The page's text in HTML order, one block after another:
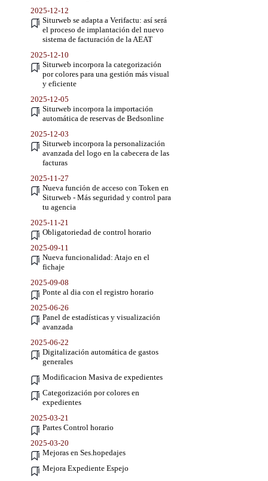
2025-12-12
Siturweb se adapta a Verifactu: así será
el proceso de implantación del nuevo
sistema de facturación de la AEAT
2025-12-10
Siturweb incorpora la categorización
por colores para una gestión más visual
y eficiente
2025-12-05
Siturweb incorpora la importación
automática de reservas de Bedsonline
2025-12-03
Siturweb incorpora la personalización
avanzada del logo en la cabecera de las
facturas
2025-11-27
Nueva función de acceso con Token en
Siturweb - Más seguridad y control para
tu agencia
2025-11-21
Obligatoriedad de control horario
2025-09-11
Nueva funcionalidad: Atajo en el
fichaje
2025-09-08
Ponte al dia con el registro horario
2025-06-26
Panel de estadísticas y visualización
avanzada
2025-06-22
Digitalización automática de gastos
generales
Modificacion Masiva de expedientes
Categorización por colores en
expedientes
2025-03-21
Partes Control horario
2025-03-20
Mejoras en Ses.hopedajes
Mejora Expediente Espejo